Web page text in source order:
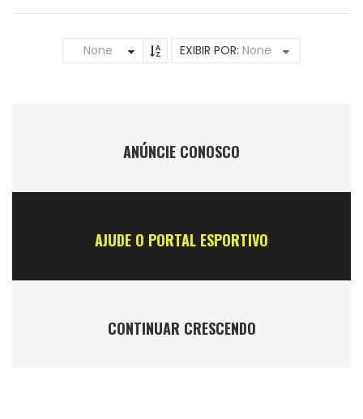
None EXIBIR POR: None
ANÚNCIE CONOSCO
AJUDE O PORTAL ESPORTIVO
CONTINUAR CRESCENDO